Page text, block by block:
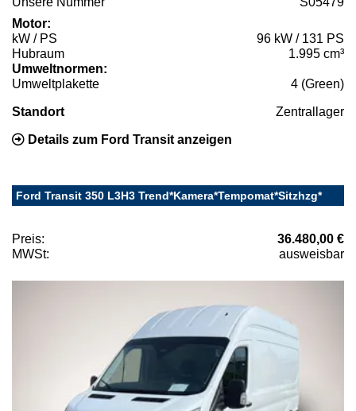
Motor:
kW / PS
96 kW / 131 PS
Hubraum
1.995 cm³
Umweltnormen:
Umweltplakette
4 (Green)
Standort Zentrallager
Details zum Ford Transit anzeigen
Ford Transit 350 L3H3 Trend*Kamera*Tempomat*Sitzhzg*
Preis:
36.480,00 €
MWSt:
ausweisbar